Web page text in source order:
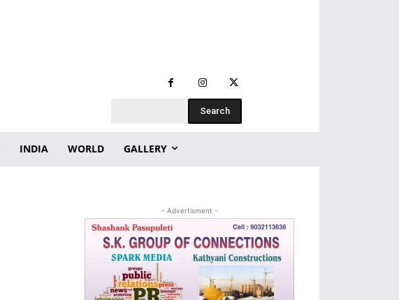
Search
INDIA WORLD GALLERY
- Advertisment -